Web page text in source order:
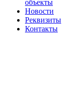
объекты
Новости
Реквизиты
Контакты